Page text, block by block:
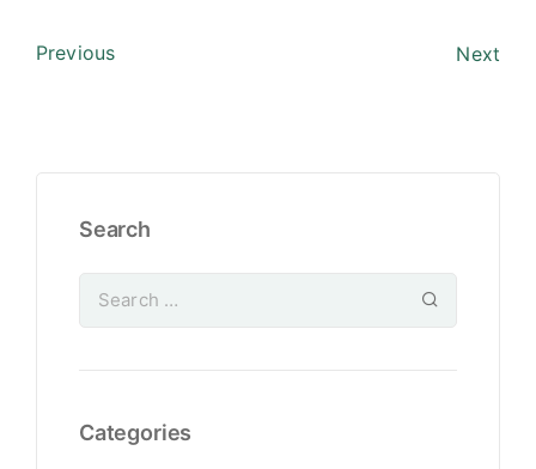
Previous Next
Search
Categories